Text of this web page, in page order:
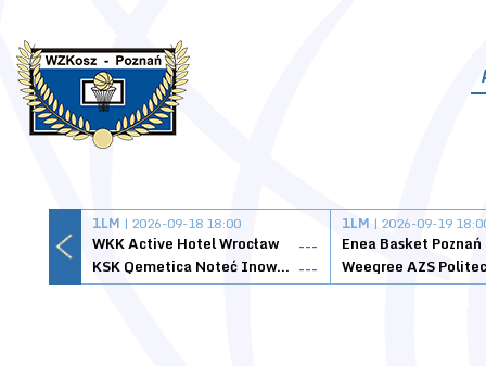
1LM | 2026-09-18 18:00
WKK Active Hotel Wrocław
---
KSK Qemetica Noteć Inowrocław ---
1LM | 2026-09-19
Enea Basket Poznań